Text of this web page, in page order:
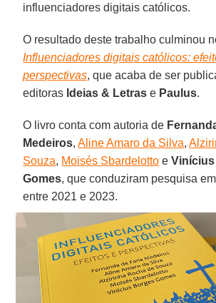
influenciadores digitais católicos.
O resultado deste trabalho culminou
Influenciadores digitais católicos:
perspectivas, que acaba de ser
editoras Ideias & Letras e Paulus.
O livro conta com autoria de
Medeiros,Aline Amaro da Silva,
Souza, Moisés Sbardelotto e
Gomes, que conduziram pesquisa
entre 2021 e 2023.